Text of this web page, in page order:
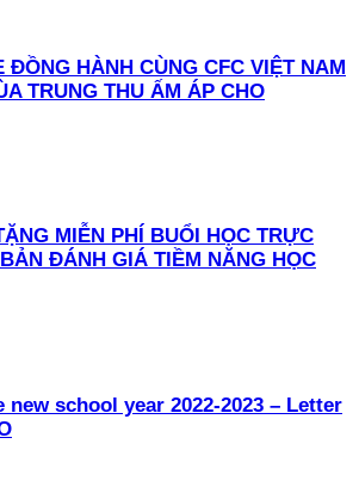
ĐỒNG HÀNH CÙNG CFC VIỆT NAM
TRUNG THU ẤM ÁP CHO
MIỄN PHÍ BUỔI HỌC TRỰC
ĐÁNH GIÁ TIỀM NĂNG HỌC
new school year 2022-2023 – Letter